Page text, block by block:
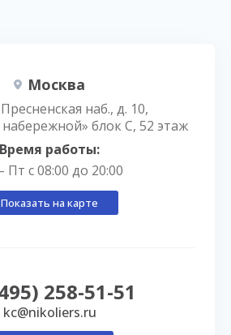
Москва
наб., д. 10,
блок С, 52 этаж
Время работы:
Пт с 08:00 до 20:00
Показать на карте
258-51-51
kc@nikoliers.ru